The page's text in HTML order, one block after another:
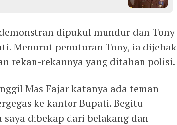
dipukul mundur dan Tony
Menurut penuturan Tony, ia dijebak
rekan-rekannya yang ditahan polisi.
Mas Fajar katanya ada teman
ke kantor Bupati. Begitu
dibekap dari belakang dan